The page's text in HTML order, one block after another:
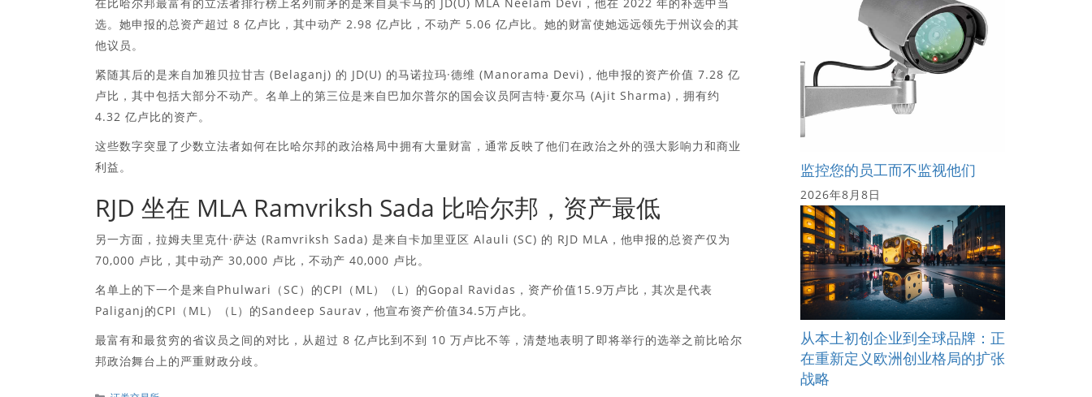
选。她申报的总资产超过 8 亿卢比，其中动产 2.98 亿卢比，不动产 5.06 亿卢比。她的财富使她远远领先于州议会的其
他议员。
紧随其后的是来自加雅贝拉甘吉 (Belaganj) 的 JD(U) 的马诺拉玛·德维 (Manorama Devi)，他申报的资产价值 7.28 亿
卢比，其中包括大部分不动产。名单上的第三位是来自巴加尔普尔的国会议员阿吉特·夏尔马 (Ajit Sharma)，拥有约
4.32 亿卢比的资产。
这些数字突显了少数立法者如何在比哈尔邦的政治格局中拥有大量财富，通常反映了他们在政治之外的强大影响力和商业
利益。
RJD 坐在 MLA Ramvriksh Sada 比哈尔邦，资产最低
另一方面，拉姆夫里克什·萨达 (Ramvriksh Sada) 是来自卡加里亚区 Alauli (SC) 的 RJD MLA，他申报的总资产仅为
70,000 卢比，其中动产 30,000 卢比，不动产 40,000 卢比。
名单上的下一个是来自Phulwari（SC）的CPI（ML）（L）的Gopal Ravidas，资产价值15.9万卢比，其次是代表
Paliganj的CPI（ML）（L）的Sandeep Saurav，他宣布资产价值34.5万卢比。
最富有和最贫穷的省议员之间的对比，从超过 8 亿卢比到不到 10 万卢比不等，清楚地表明了即将举行的选举之前比哈尔
邦政治舞台上的严重财政分歧。
监控您的员工而不监视他们
2026年8月8日
从本土初创企业到全球品牌：正
在重新定义欧洲创业格局的扩张
战略